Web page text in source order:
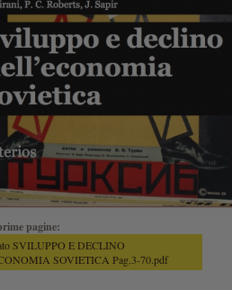
pagine:
SVILUPPO E DECLINO
SOVIETICA Pag.3-70.pdf